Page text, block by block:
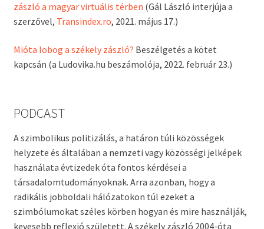
zászló a magyar virtuális térben (Gál László interjúja a
szerzővel, Transindex.ro, 2021. május 17.)
Mióta lobog a székely zászló? Beszélgetés a kötet
kapcsán (a Ludovika.hu beszámolója, 2022. február 23.)
PODCAST
A szimbolikus politizálás, a határon túli közösségek
helyzete és általában a nemzeti vagy közösségi jelképek
használata évtizedek óta fontos kérdései a
társadalomtudományoknak. Arra azonban, hogy a
radikális jobboldali hálózatokon túl ezeket a
szimbólumokat széles körben hogyan és mire használják,
kevesebb reflexió született. A székely zászló 2004-óta